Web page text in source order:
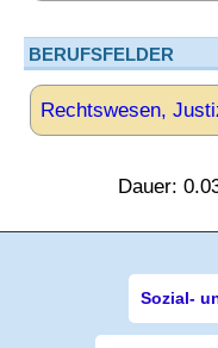
BERUFSFELDER
Rechtswesen,
Dauer:
Sozial-